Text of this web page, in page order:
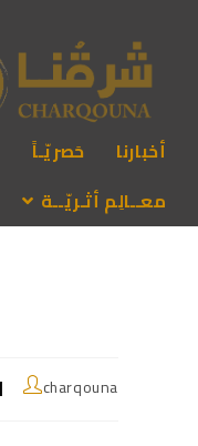
أخبارنا حَصريّـاً
معــالِم أثـريّــة
charqouna